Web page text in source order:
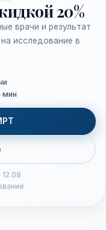
20%
врачи и результат
исследование в
мин
12.08